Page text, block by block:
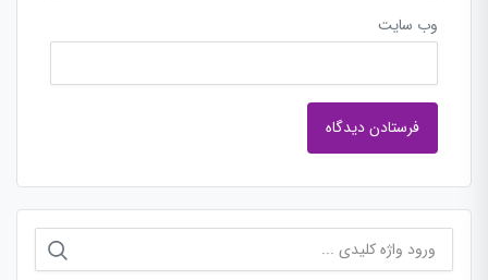
وب‌ سایت
جستجو
برای: